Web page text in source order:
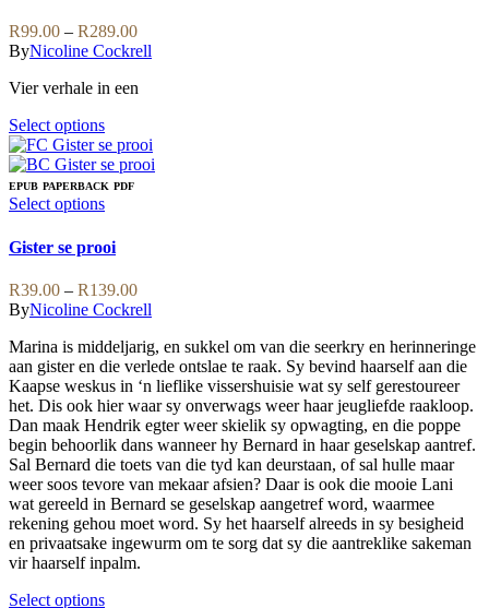
be
chosen
on
the
page
variants.
The
options
may
chosen
on
the
product
page
R99.00 – R289.00Price
range:
through
ByNicoline Cockrell
Vier verhale in een
Select optionsThis
product
has
multiple
variants.
options
may
be
chosen
on
the
product
page
EPUB PAPERBACK PDF
Select optionsThis
has
multiple
variants.
The
options
may
be
chosen
on
the
product
page
Gister se prooi
R39.00 – R139.00Price
range:
through
R139.00
ByNicoline Cockrell
Marina is middeljarig, en sukkel om van die seerkry en herinneringe
aan gister en die verlede ontslae te raak. Sy bevind haarself aan die
Kaapse weskus in ‘n lieflike vissershuisie wat sy self gerestoureer
het. Dis ook hier waar sy onverwags weer haar jeugliefde raakloop.
Dan maak Hendrik egter weer skielik sy opwagting, en die poppe
begin behoorlik dans wanneer hy Bernard in haar geselskap aantref.
Sal Bernard die toets van die tyd kan deurstaan, of sal hulle maar
weer soos tevore van mekaar afsien? Daar is ook die mooie Lani
wat gereeld in Bernard se geselskap aangetref word, waarmee
rekening gehou moet word. Sy het haarself alreeds in sy besigheid
en privaatsake ingewurm om te sorg dat sy die aantreklike sakeman
vir haarself inpalm.
Select optionsThis